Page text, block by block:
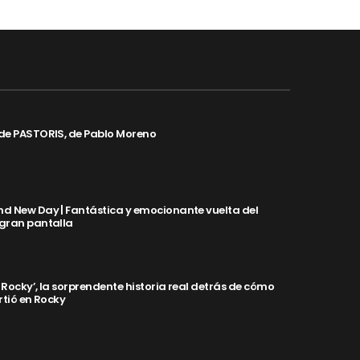
PASTORIS, de Pablo Moreno
New Day | Fantástica y emocionante vuelta del
pantalla
Rocky’, la sorprendente historia real detrás de cómo
en Rocky